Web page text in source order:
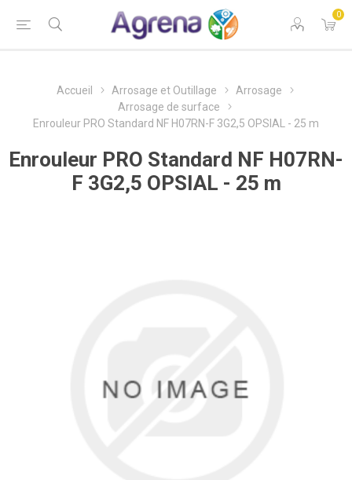
0
Accueil Arrosage et Outillage
Arrosage
Arrosage de surface
Enrouleur PRO Standard NF H07RN-F 3G2,5 OPSIAL - 25 m
Enrouleur PRO Standard NF H07RN-
F 3G2,5 OPSIAL - 25 m